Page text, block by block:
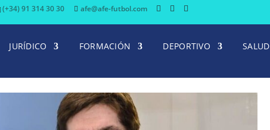
(+34) 91 314 30 30 afe@afe-futbol.com
JURÍDICO FORMACIÓN DEPORTIVO SALUD